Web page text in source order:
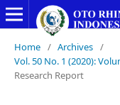
Home / Archives /
Vol. 50 No. 1 (2020):
Research Report